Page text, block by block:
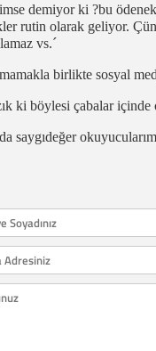
demiyor ki ?bu
rutin olarak geliyor.
vs.´
birlikte sosyal
ki böylesi çabalar içinde
saygıdeğer